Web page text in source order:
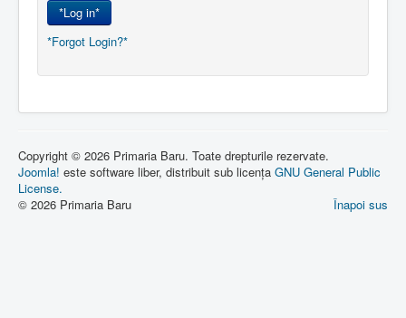
*Log in*
*Forgot Login?*
Copyright © 2026 Primaria Baru. Toate drepturile rezervate.
Joomla! este software liber, distribuit sub licența GNU General Public
License.
Înapoi sus
© 2026 Primaria Baru